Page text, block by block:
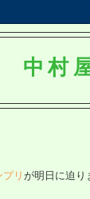
中村
リ が明日に迫り